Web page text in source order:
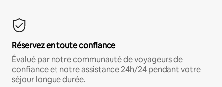
Réservez en toute confiance
Évalué par notre communauté de voyageurs de
confiance et notre assistance 24h/24 pendant votre
séjour longue durée.